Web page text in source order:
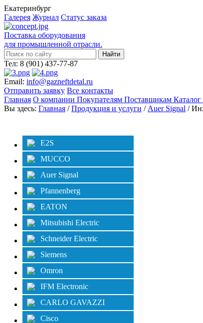
Екатеринбург
Галерея Журнал Статус заказа
Поставка оборудования
для промышленной отрасли.
Тел: 8 (901) 437-77-87
Email: info@gazneftdetal.ru
Отправить заявку Все контакты
Главная О компании Покупателям Поставщикам Каталог
Вы здесь: Главная /Продукция и услуги / Auer Signal /
E2S
MUCCO
Auer Signal
Pfannenberg
EATON
Mitsubishi Electric
Schneider Electric
Siemens
Omron
IFM Electronic
CARLO GAVAZZI
Cisco